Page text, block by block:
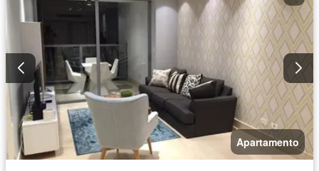
Apartamento